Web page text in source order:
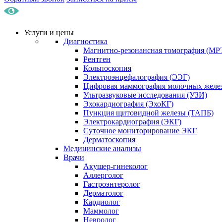
Услуги и цены
Диагностика
Магнитно-резонансная томография
Рентген
Кольпоскопия
Электроэнцефалография (ЭЭГ)
Цифровая маммография молочных
Ультразвуковые исследования (УЗИ)
Эхокардиография (ЭхоКГ)
Пункция щитовидной железы (ТАПБ)
Электрокардиография (ЭКГ)
Суточное мониторирование ЭКГ
Дерматоскопия
Медицинские анализы
Врачи
Акушер-гинеколог
Аллерголог
Гастроэнтеролог
Дерматолог
Кардиолог
Маммолог
Невролог